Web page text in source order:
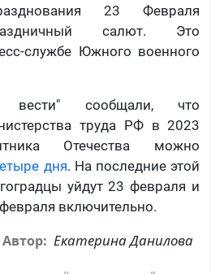
23 Февраля
салют. Это
службе Южного военного
вести" сообщали, что
труда РФ в 2023
Отечества можно
дня. На последние этой
уйдут 23 февраля и
включительно.
Автор: Екатерина Данилова